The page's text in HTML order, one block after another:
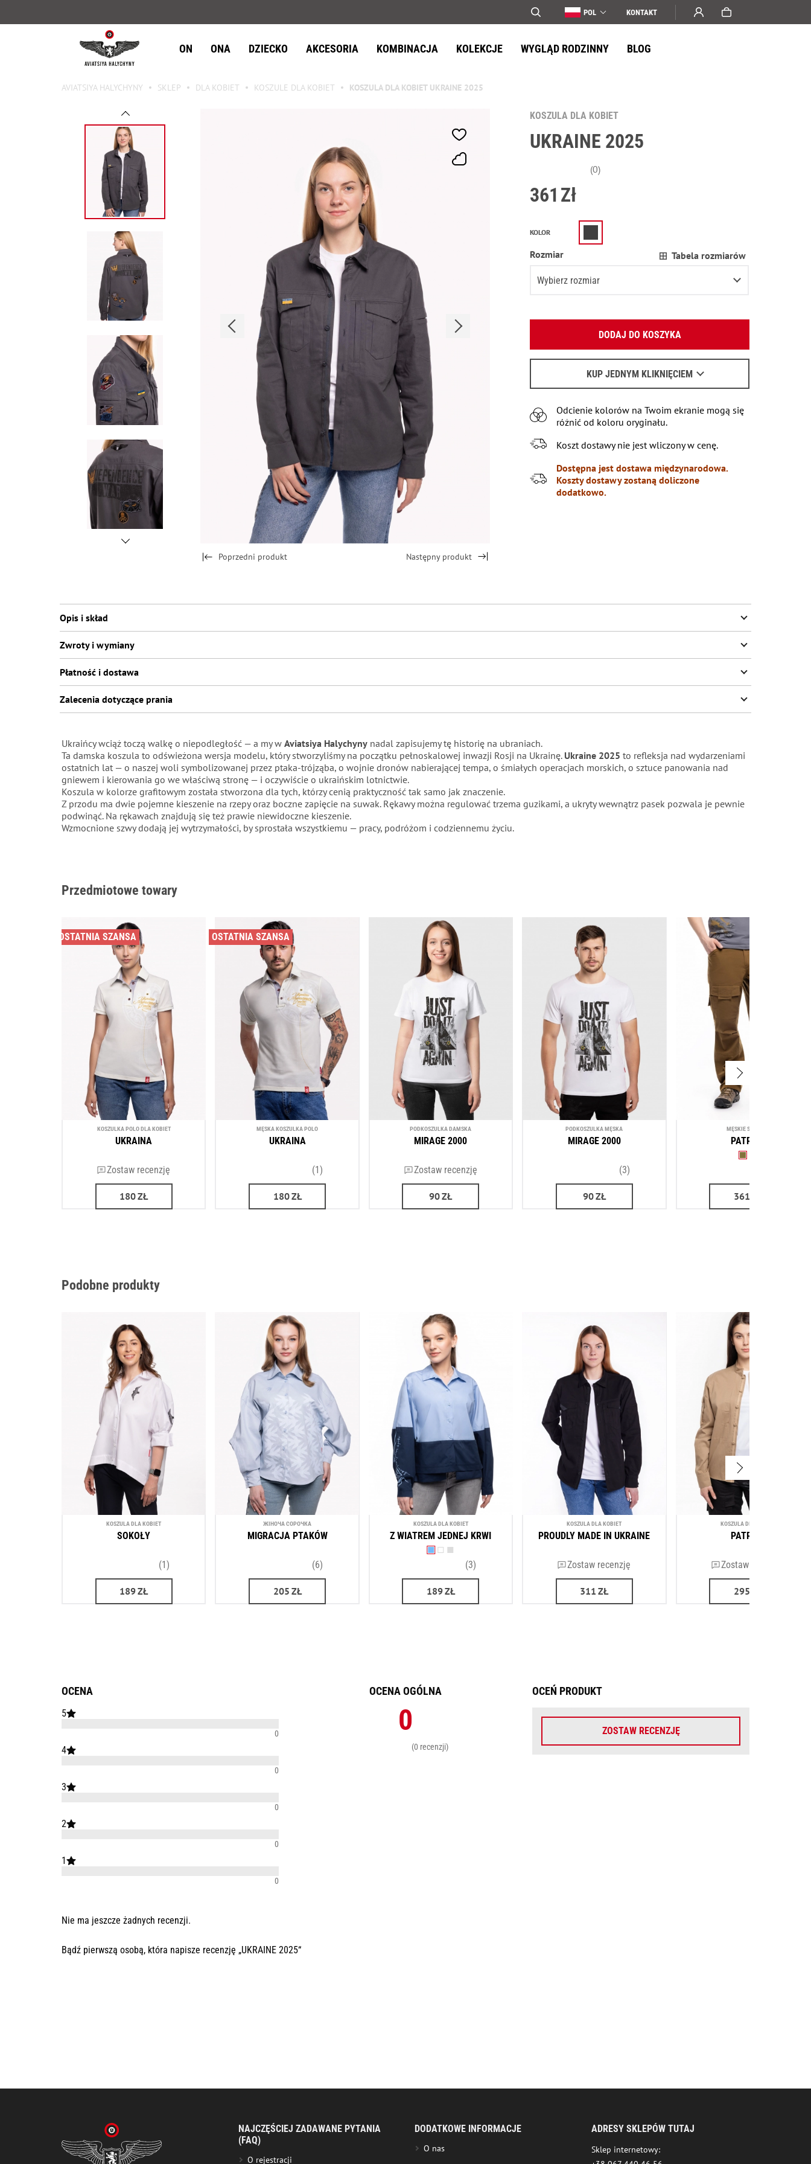
POL KONTAKT
ON ONA DZIECKO AKCESORIA KOMBINACJA KOLEKCJE WYGLĄD RODZINNY BLOG
AVIATSIYA HALYCHYNY SKLEP DLA KOBIET KOSZULE DLA KOBIET KOSZULA DLA KOBIET UKRAINE 2025
Poprzedni produkt Następny produkt
KOSZULA DLA KOBIET
UKRAINE 2025
(0)
361 Zł
KOLOR
Rozmiar Tabela rozmiarów
Wybierz rozmiar
M
XXL
XXXL Pozostało
DODAJ DO KOSZYKA
KUP JEDNYM KLIKNIĘCIEM
Podaj swój adres e-mail:
Kiedy czekać na e-mail - przeczytajtu.
Odcienie kolorów na Twoim ekranie mogą się
różnić od koloru oryginału.
Koszt dostawy nie jest wliczony w cenę.
Dostępna jest dostawa międzynarodowa.
Koszty dostawy zostaną doliczone
dodatkowo.
Opis i skład
Zwroty i wymiany
Płatność i dostawa
Zalecenia dotyczące prania
Ukraińcy wciąż toczą walkę o niepodległość — a my w Aviatsiya Halychyny nadal zapisujemy tę historię na ubraniach.
Ta damska koszula to odświeżona wersja modelu, który stworzyliśmy na początku pełnoskalowej inwazji Rosji na Ukrainę. Ukraine 2025 to refleksja nad wydarzeniami
ostatnich lat — o naszej woli symbolizowanej przez ptaka-trójząba, o wojnie dronów nabierającej tempa, o śmiałych operacjach morskich, o sztuce panowania nad
gniewem i kierowania go we właściwą stronę — i oczywiście o ukraińskim lotnictwie.
Koszula w kolorze grafitowym została stworzona dla tych, którzy cenią praktyczność tak samo jak znaczenie.
Z przodu ma dwie pojemne kieszenie na rzepy oraz boczne zapięcie na suwak. Rękawy można regulować trzema guzikami, a ukryty wewnątrz pasek pozwala je pewnie
podwinąć. Na rękawach znajdują się też prawie niewidoczne kieszenie.
Wzmocnione szwy dodają jej wytrzymałości, by sprostała wszystkiemu — pracy, podróżom i codziennemu życiu.
Przedmiotowe towary
OSTATNIA SZANSA
KOSZULKA POLO DLA KOBIET
UKRAINA
Zostaw recenzję
180ZŁ
OSTATNIA SZANSA
MĘSKA KOSZULKA POLO
UKRAINA
(1)
180ZŁ
PODKOSZULKA DAMSKA
MIRAGE 2000
Zostaw recenzję
90ZŁ
PODKOSZULKA MĘSKA
MIRAGE 2000
(3)
90ZŁ
MĘSKIE SPODNIE
PATRIOT
361
Podobne produkty
KOSZULA DLA KOBIET
SOKOŁY
(1)
189ZŁ
ЖІНОЧА СОРОЧКА
MIGRACJA PTAKÓW
(6)
205 ZŁ
KOSZULA DLA KOBIET
Z WIATREM JEDNEJ KRWI
(3)
189ZŁ
KOSZULA DLA KOBIET
PROUDLY MADE IN UKRAINE
Zostaw recenzję
311 ZŁ
KOSZULA DLA KOBIET
PATRIOT
Zostaw recenzję
295
OCENA
5
0
4
0
3
0
2
0
1
0
OCENA OGÓLNA
0
(0 recenzji)
OCEŃ PRODUKT
ZOSTAW RECENZJĘ
Nie ma jeszcze żadnych recenzji.
Bądź pierwszą osobą, która napisze recenzję „UKRAINE 2025“
NAJCZĘŚCIEJ ZADAWANE PYTANIA
(FAQ)
O rejestracji
DODATKOWE INFORMACJE
O nas
ADRESY SKLEPÓW TUTAJ
Sklep internetowy: